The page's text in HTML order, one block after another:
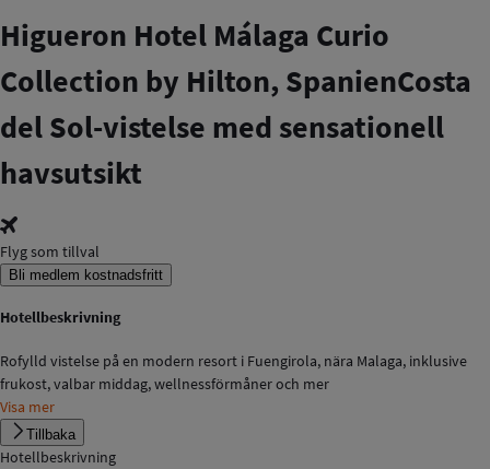
Higueron Hotel Málaga Curio
Collection by Hilton, SpanienCosta
del Sol-vistelse med sensationell
havsutsikt
Flyg som tillval
Bli medlem kostnadsfritt
Hotellbeskrivning
Rofylld vistelse på en modern resort i Fuengirola, nära Malaga, inklusive
frukost, valbar middag, wellnessförmåner och mer
Visa mer
Tillbaka
Hotellbeskrivning